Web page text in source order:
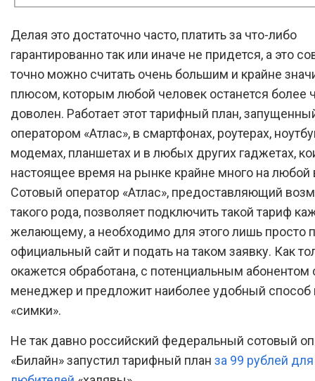
Делая это достаточно часто, платить за что-либо
гарантированно так или иначе не придется, а это
точно можно считать очень большим и крайне
плюсом, которым любой человек останется более
доволен. Работает этот тарифный план,
оператором «Атлас», в смартфонах, роутерах,
модемах, планшетах и в любых других гаджетах,
настоящее время на рынке крайне много на любой
Сотовый оператор «Атлас», предоставляющий
такого рода, позволяет подключить такой тариф
желающему, а необходимо для этого лишь просто
официальный сайт и подать на таком заявку. Как
окажется обработана, с потенциальным абонентом
менеджер и предложит наиболее удобный способ
«симки».
Не так давно российский федеральный сотовый
«Билайн» запустил тарифный план за 99 рублей